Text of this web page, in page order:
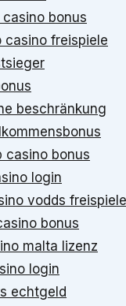
bonus
casino freispiele
beschränkung
casino bonus
login
vodds freispiele
bonus
malta lizenz
login
echtgeld